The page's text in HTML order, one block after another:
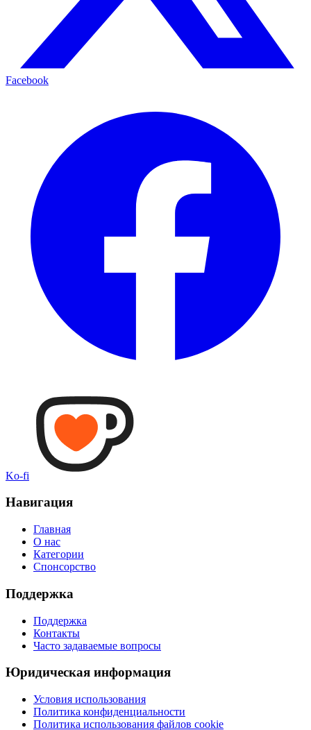
Facebook
Ko-fi
Навигация
Главная
О нас
Категории
Спонсорство
Поддержка
Поддержка
Контакты
Часто задаваемые вопросы
Юридическая информация
Условия использования
Политика конфиденциальности
Политика использования файлов cookie